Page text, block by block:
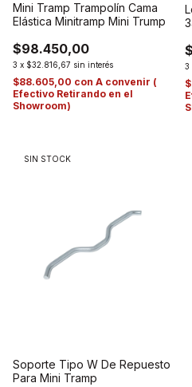
Mini Tramp Trampolín Cama
Elástica Minitramp Mini Trump
$98.450,00
3 x $32.816,67 sin interés
$88.605,00 con A convenir (
Efectivo Retirando en el
Showroom)
3
SIN STOCK
Soporte Tipo W De Repuesto
Para Mini Tramp